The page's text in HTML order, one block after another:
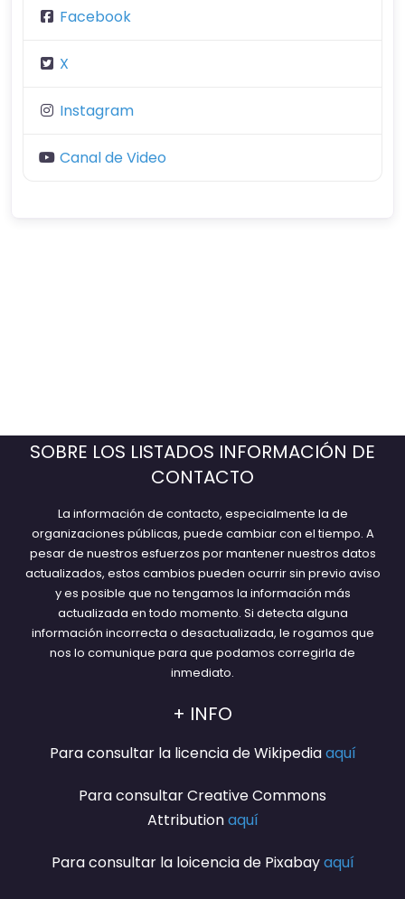
Facebook
X
Instagram
Canal de Video
SOBRE LOS LISTADOS INFORMACIÓN DE
CONTACTO
La información de contacto, especialmente la de
organizaciones públicas, puede cambiar con el tiempo. A
pesar de nuestros esfuerzos por mantener nuestros datos
actualizados, estos cambios pueden ocurrir sin previo aviso
y es posible que no tengamos la información más
actualizada en todo momento. Si detecta alguna
información incorrecta o desactualizada, le rogamos que
nos lo comunique para que podamos corregirla de
inmediato.
+ INFO
Para consultar la licencia de Wikipediaaquí
Para consultar Creative Commons
Attributionaquí
Para consultar la loicencia de Pixabayaquí